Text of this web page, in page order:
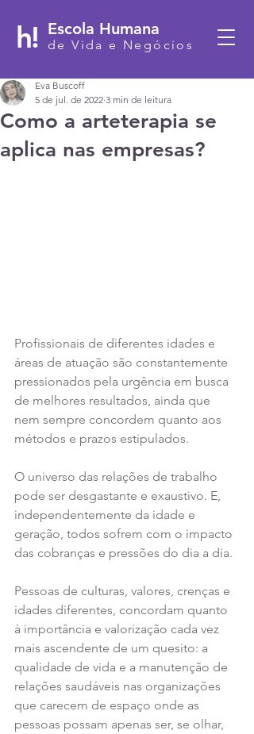
h! Escola Humana
de Vida e Negócios
Como a arteterapia se
aplica nas empresas?
Eva Buscoff
5 de jul. de 2022 3 min de leitura
Profissionais de diferentes idades e
áreas de atuação são constantemente
pressionados pela urgência em busca
de melhores resultados, ainda que
nem sempre concordem quanto aos
métodos e prazos estipulados.
O universo das relações de trabalho
pode ser desgastante e exaustivo. E,
independentemente da idade e
geração, todos sofrem com o impacto
das cobranças e pressões do dia a dia.
Pessoas de culturas, valores, crenças e
idades diferentes, concordam quanto
à importância e valorização cada vez
mais ascendente de um quesito: a
qualidade de vida e a manutenção de
relações saudáveis nas organizações
que carecem de espaço onde as
pessoas possam apenas ser, se olhar,